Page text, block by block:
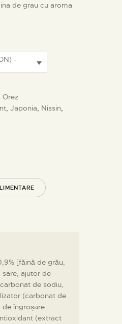
de grau cu aroma
-
Orez
, Japonia, Nissin,
[făină de grău,
sare, ajutor de
de sodiu,
(carbonat de
de îngroșare
(extract